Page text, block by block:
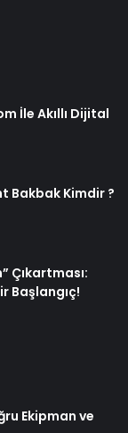
İle Akıllı Dijital
Bakbak Kimdir ?
Çıkartması:
Başlangıç!
Ekipman ve